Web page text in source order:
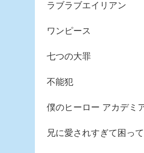
ラブラブエイリアン
ワンピース
七つの大罪
不能犯
僕のヒーロー アカデミ
兄に愛されすぎて困っ